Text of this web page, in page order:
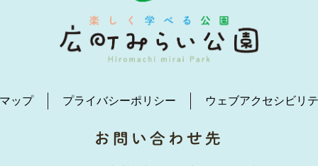
ップ プライバシーポリシー ウェブアクセシビリ